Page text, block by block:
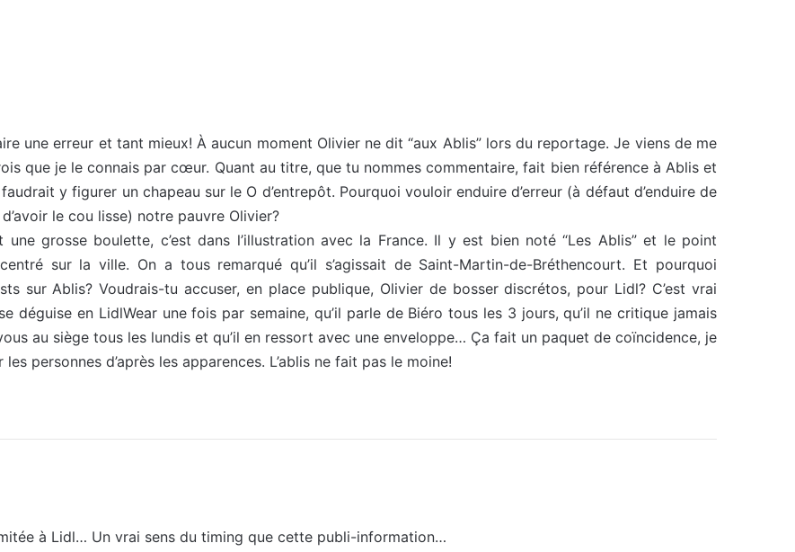
une erreur et tant mieux! À aucun moment Olivier ne dit “aux Ablis” lors du reportage. Je viens de me
que je le connais par cœur. Quant au titre, que tu nommes commentaire, fait bien référence à Ablis et
y figurer un chapeau sur le O d’entrepôt. Pourquoi vouloir enduire d’erreur (à défaut d’enduire de
le cou lisse) notre pauvre Olivier?
grosse boulette, c’est dans l’illustration avec la France. Il y est bien noté “Les Ablis” et le point
sur la ville. On a tous remarqué qu’il s’agissait de Saint-Martin-de-Bréthencourt. Et pourquoi
sur Ablis? Voudrais-tu accuser, en place publique, Olivier de bosser discrétos, pour Lidl? C’est vrai
déguise en LidlWear une fois par semaine, qu’il parle de Biéro tous les 3 jours, qu’il ne critique jamais
au siège tous les lundis et qu’il en ressort avec une enveloppe… Ça fait un paquet de coïncidence, je
personnes d’après les apparences. L’ablis ne fait pas le moine!
à Lidl… Un vrai sens du timing que cette publi-information…